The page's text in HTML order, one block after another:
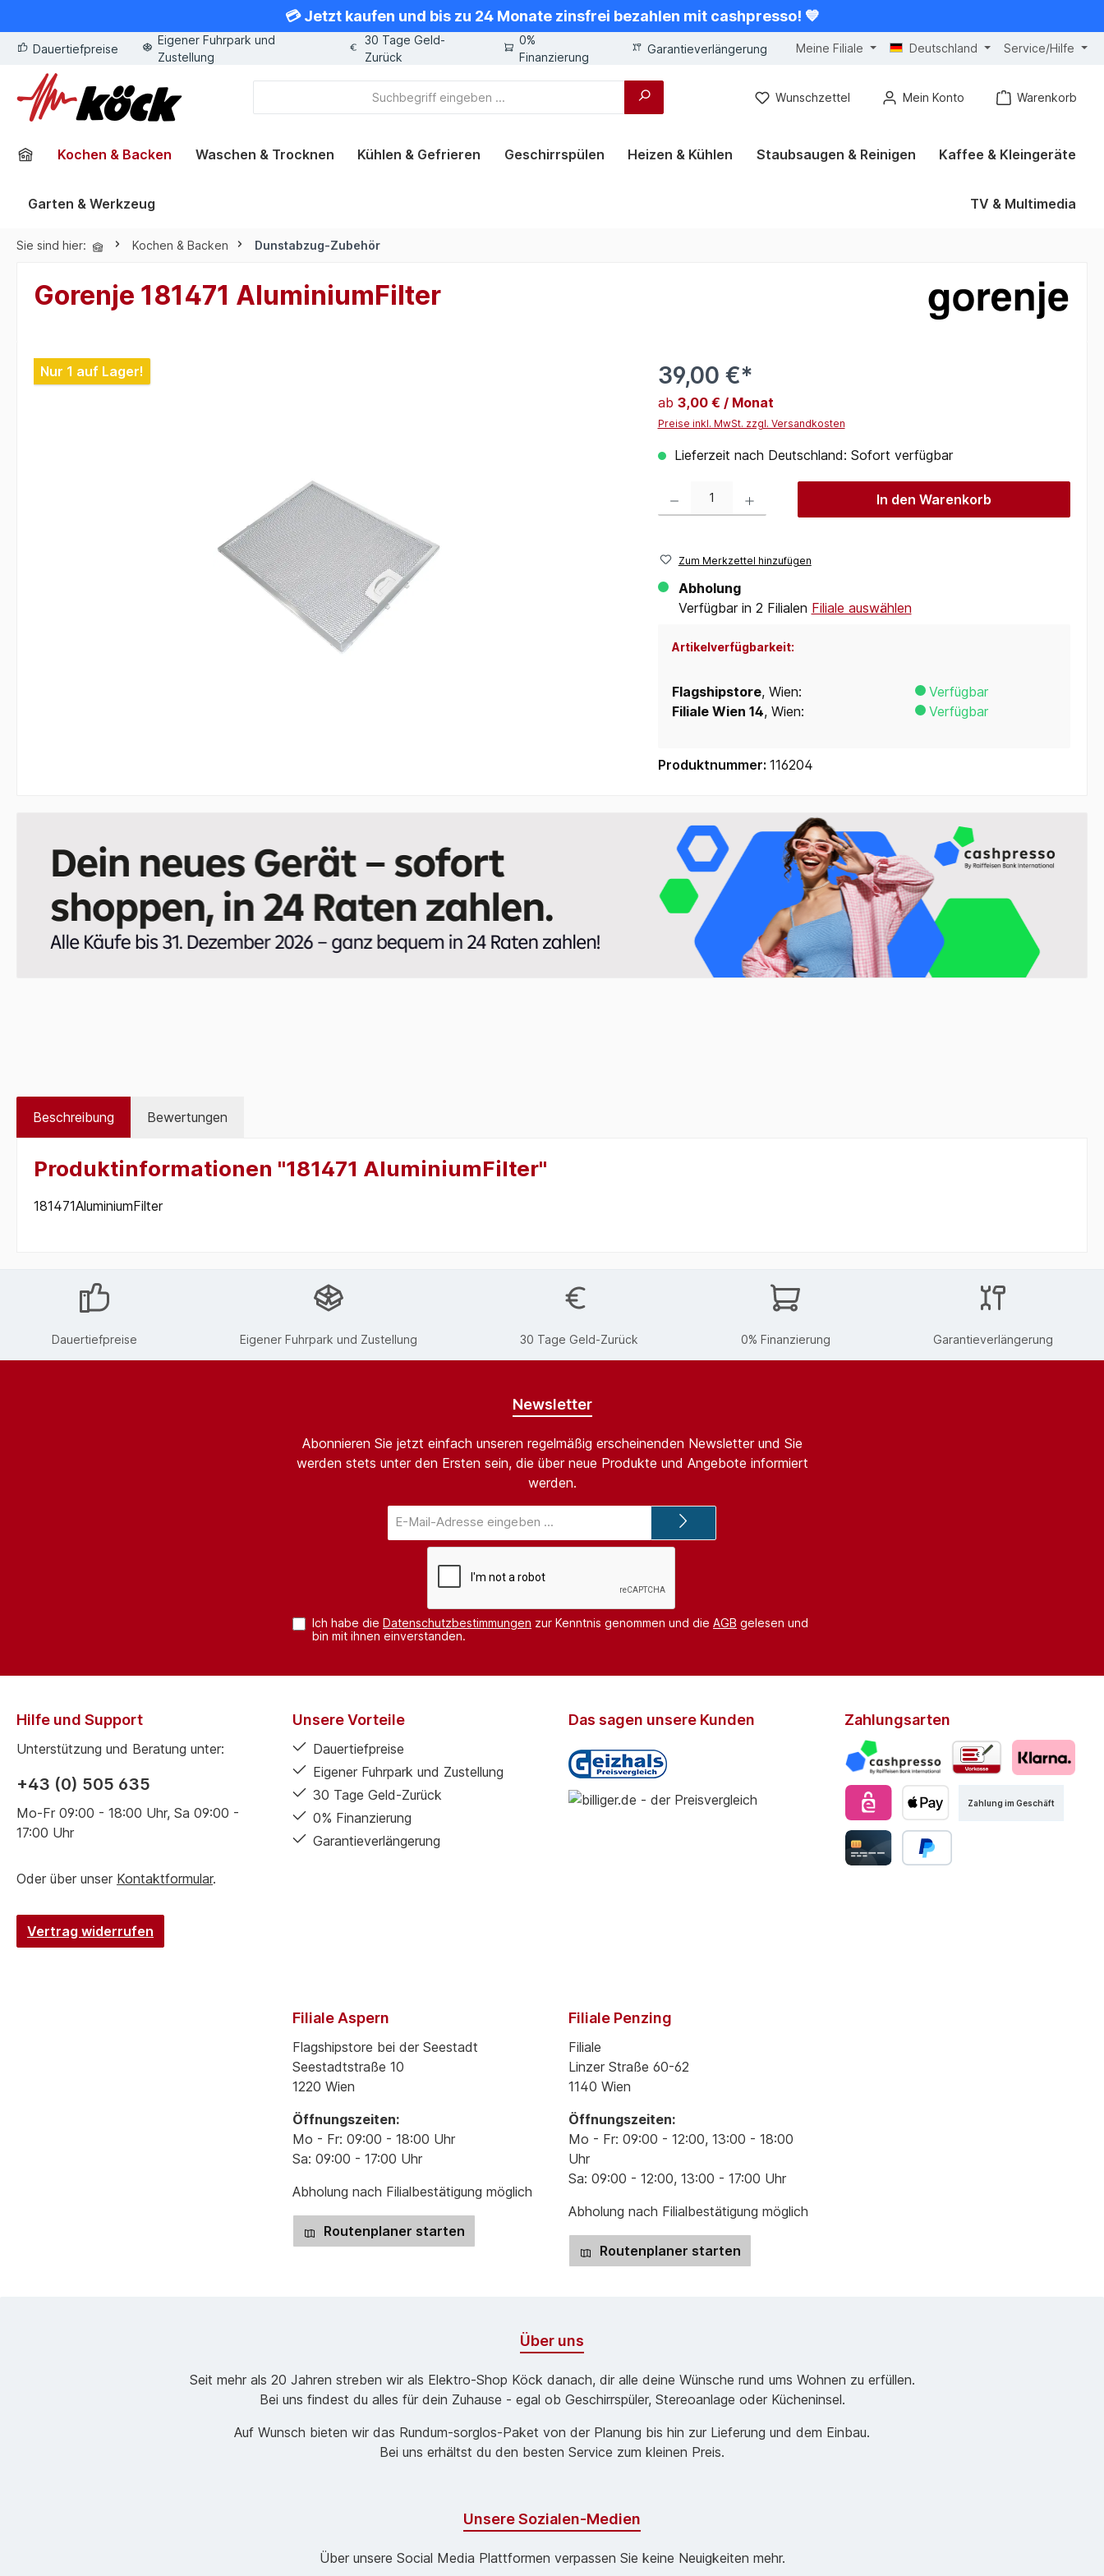
💳 Jetzt kaufen und bis zu 24 Monate zinsfrei bezahlen mit cashpresso! 💙
Dauertiefpreise
Eigener Fuhrpark und
Zustellung
30 Tage Geld-
Zurück
0%
Finanzierung
Garantieverlängerung Meine Filiale Deutschland Service/Hilfe
Wunschzettel Mein Konto Warenkorb
Kochen & Backen Waschen & Trocknen Kühlen & Gefrieren Geschirrspülen Heizen & Kühlen Staubsaugen & Reinigen Kaffee & Kleingeräte
Garten & Werkzeug TV & Multimedia
Sie sind hier: Kochen & Backen Dunstabzug-Zubehör
Gorenje 181471 AluminiumFilter
Bildergalerie überspringen
Nur 1 auf Lager! 39,00 €*
ab 3,00 € / Monat
Preise inkl. MwSt. zzgl. Versandkosten
Lieferzeit nach Deutschland: Sofort verfügbar
In den Warenkorb
Zum Merkzettel hinzufügen
Abholung
Verfügbar in 2 Filialen Filiale auswählen
Artikelverfügbarkeit:
Flagshipstore, Wien:
Verfügbar
Filiale Wien 14, Wien: Verfügbar
Produktnummer: 116204
Beschreibung Bewertungen
Produktinformationen "181471 AluminiumFilter"
181471AluminiumFilter
Dauertiefpreise Eigener Fuhrpark und Zustellung 30 Tage Geld-Zurück 0% Finanzierung Garantieverlängerung
Newsletter
Abonnieren Sie jetzt einfach unseren regelmäßig erscheinenden Newsletter und Sie
werden stets unter den Ersten sein, die über neue Produkte und Angebote informiert
werden.
Mail-
Adresse*
Ich habe die Datenschutzbestimmungen zur Kenntnis genommen und die AGB gelesen und
bin mit ihnen einverstanden.
Hilfe und Support
Unterstützung und Beratung unter:
+43 (0) 505 635
Mo-Fr 09:00 - 18:00 Uhr, Sa 09:00 -
17:00 Uhr
Oder über unser Kontaktformular.
Vertrag widerrufen
Unsere Vorteile
Dauertiefpreise
Eigener Fuhrpark und Zustellung
30 Tage Geld-Zurück
0% Finanzierung
Garantieverlängerung
Das sagen unsere Kunden Zahlungsarten
Zahlung im Geschäft
Filiale Aspern
Flagshipstore bei der Seestadt
Seestadtstraße 10
1220 Wien
Öffnungszeiten:
Mo - Fr: 09:00 - 18:00 Uhr
Sa: 09:00 - 17:00 Uhr
Abholung nach Filialbestätigung möglich
Routenplaner starten
Filiale Penzing
Filiale
Linzer Straße 60-62
1140 Wien
Öffnungszeiten:
Mo - Fr: 09:00 - 12:00, 13:00 - 18:00
Uhr
Sa: 09:00 - 12:00, 13:00 - 17:00 Uhr
Abholung nach Filialbestätigung möglich
Routenplaner starten
Über uns
Seit mehr als 20 Jahren streben wir als Elektro-Shop Köck danach, dir alle deine Wünsche rund ums Wohnen zu erfüllen.
Bei uns findest du alles für dein Zuhause - egal ob Geschirrspüler, Stereoanlage oder Kücheninsel.
Auf Wunsch bieten wir das Rund­um-sorg­los-Pa­ket von der Planung bis hin zur Lieferung und dem Einbau.
Bei uns erhältst du den besten Service zum kleinen Preis.
Unsere Sozialen-Medien
Über unsere Social Media Plattformen verpassen Sie keine Neuigkeiten mehr.